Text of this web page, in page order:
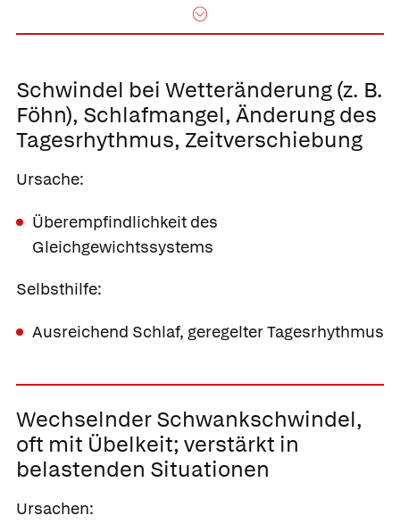
Schwindel bei Wetteränderung (z. B.
Föhn), Schlafmangel, Änderung des
Tagesrhythmus, Zeitverschiebung
Ursache:
Überempfindlichkeit des
Gleichgewichtssystems
Selbsthilfe:
Ausreichend Schlaf, geregelter Tagesrhythmus
Wechselnder Schwankschwindel,
oft mit Übelkeit; verstärkt in
belastenden Situationen
Ursachen: